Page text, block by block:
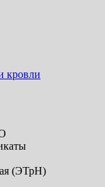
кровли
(ЭТрН)